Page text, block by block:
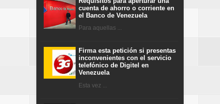
cuenta de ahorro o corriente en
el Banco de Venezuela
Para aquellas ...
Firma esta petición si presentas
inconvenientes con el servicio
telefónico de Digitel en
Venezuela
Esta vez ...